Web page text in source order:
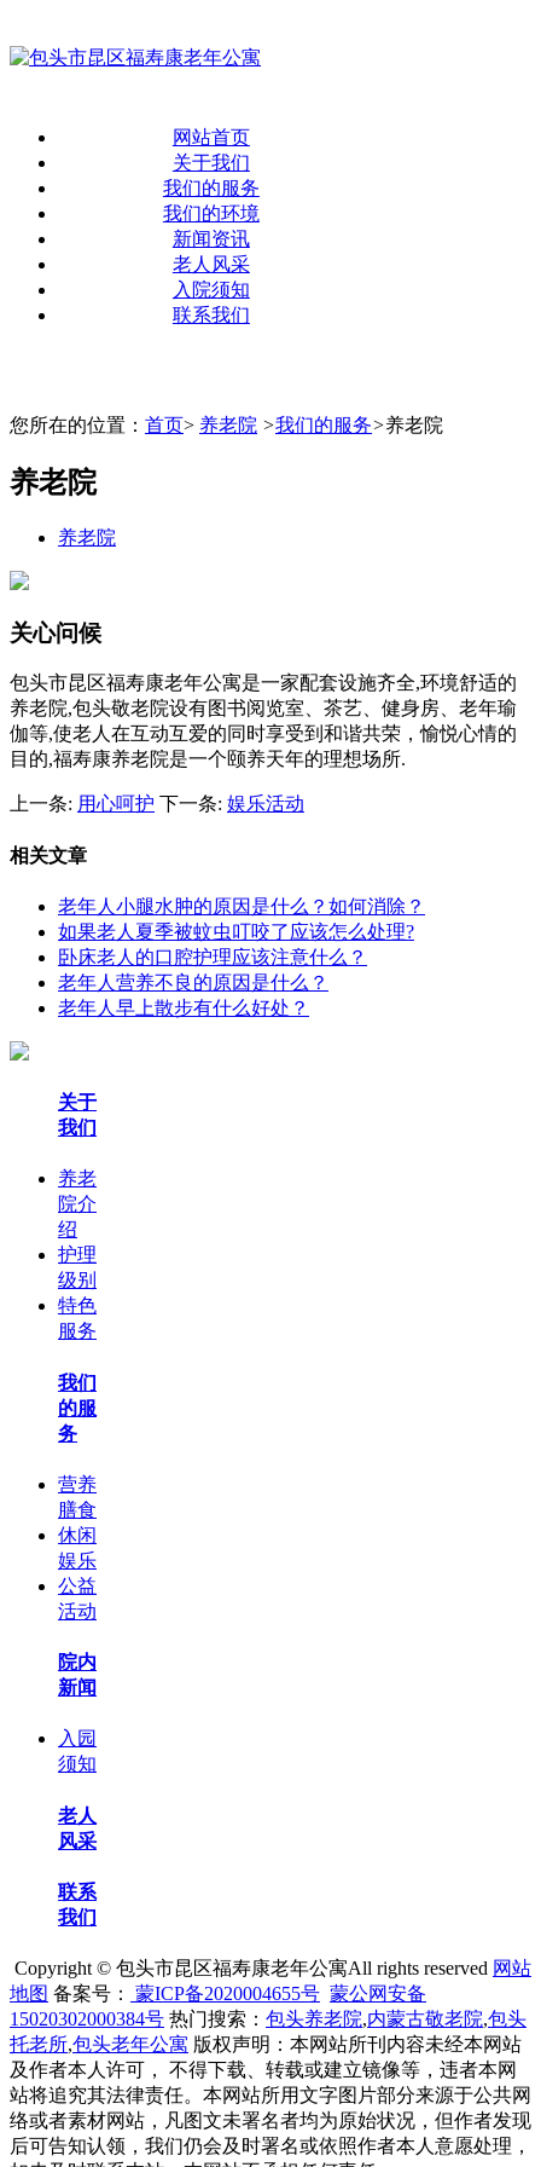
网站首页
关于我们
我们的服务
我们的环境
新闻资讯
老人风采
入院须知
联系我们
您所在的位置： 首页> 养老院 >我们的服务>养老院
养老院
养老院
关心问候
包头市昆区福寿康老年公寓是一家配套设施齐全,环境舒适的
养老院,包头敬老院设有图书阅览室、茶艺、健身房、老年瑜
伽等,使老人在互动互爱的同时享受到和谐共荣，愉悦心情的
目的,福寿康养老院是一个颐养天年的理想场所.
上一条: 用心呵护 下一条: 娱乐活动
相关文章
老年人小腿水肿的原因是什么？如何消除？
如果老人夏季被蚊虫叮咬了应该怎么处理?
卧床老人的口腔护理应该注意什么？
老年人营养不良的原因是什么？
老年人早上散步有什么好处？
关于
我们
养老
院介
绍
护理
级别
特色
服务
我们
的服
务
营养
膳食
休闲
娱乐
公益
活动
院内
新闻
入园
须知
老人
风采
联系
我们
Copyright © 包头市昆区福寿康老年公寓All rights reserved 网站
地图 备案号： 蒙ICP备2020004655号 蒙公网安备
15020302000384号 热门搜索： 包头养老院,内蒙古敬老院,包头
托老所,包头老年公寓 版权声明：本网站所刊内容未经本网站
及作者本人许可， 不得下载、转载或建立镜像等，违者本网
站将追究其法律责任。本网站所用文字图片部分来源于公共网
络或者素材网站，凡图文未署名者均为原始状况，但作者发现
后可告知认领，我们仍会及时署名或依照作者本人意愿处理，